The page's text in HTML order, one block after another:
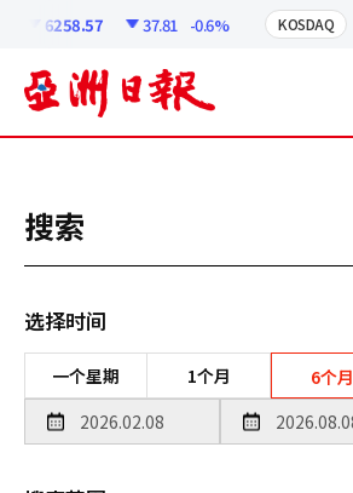
6258.57 37.81 -0.6% KOSDAQ
搜索
选择时间
一个星期 1个月 6个月